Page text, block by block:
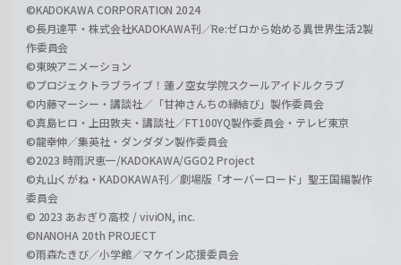
©KADOKAWA CORPORATION 2024
©長月達平・株式会社KADOKAWA刊／Re:ゼロから始める異世界生活2製
作委員会
©東映アニメーション
©プロジェクトラブライブ！蓮ノ空女学院スクールアイドルクラブ
©内藤マーシー・講談社／「甘神さんちの縁結び」製作委員会
©真島ヒロ・上田敦夫・講談社／FT100YQ製作委員会・テレビ東京
©龍幸伸／集英社・ダンダダン製作委員会
©2023 時雨沢恵一/KADOKAWA/GGO2 Project
©丸山くがね・KADOKAWA刊／劇場版「オーバーロード」聖王国編製作
委員会
© 2023 あおぎり高校 / viviON, inc.
©NANOHA 20th PROJECT
©雨森たきび／小学館／マケイン応援委員会